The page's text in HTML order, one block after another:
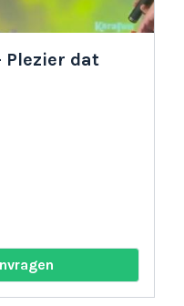
Plezier dat